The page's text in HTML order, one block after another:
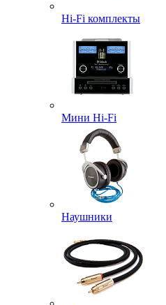
Hi-Fi комплекты
Мини Hi-Fi
Наушники